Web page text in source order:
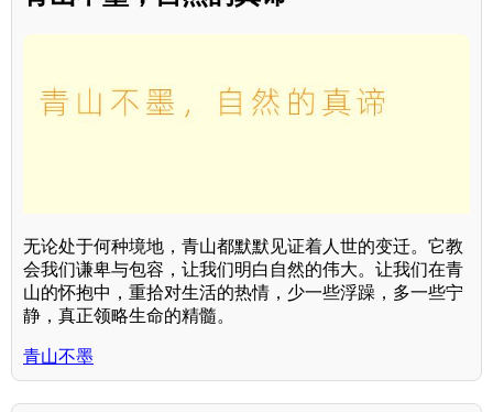
无论处于何种境地，青山都默默见证着人世的变迁。它教
会我们谦卑与包容，让我们明白自然的伟大。让我们在青
山的怀抱中，重拾对生活的热情，少一些浮躁，多一些宁
静，真正领略生命的精髓。
青山不墨